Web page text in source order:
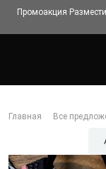
Промоакция
Главная Все